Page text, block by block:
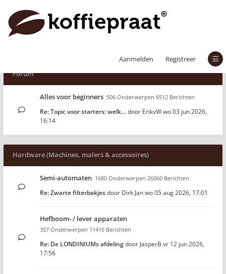
Aanmelden
Registreer
Forum
Alles voor beginners 506 Onderwerpen 6512 Berichten
Re: Topic voor starters: welk… door ErikvWwo 03 jun 2026,
16:14
Hardware (Machines, malers & accessoires)
Semi-automaten 1680 Onderwerpen 26060 Berichten
Re: Zwarte filterbakjesdoor Dirk Janwo 05 aug 2026, 17:01
Hefboom- / lever apparaten
357 Onderwerpen 11416 Berichten
Re: De LONDINIUMs afdelingdoor JasperB vr 12 jun 2026,
17:56